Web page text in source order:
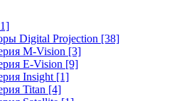
Digital Projection [38]
M-Vision [3]
E-Vision [9]
Insight [1]
Titan [4]